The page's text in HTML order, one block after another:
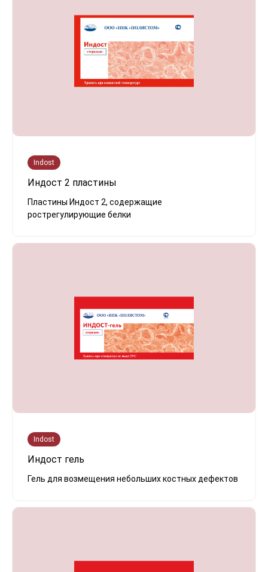
Indost
Индост 2 пластины
Пластины Индост 2, содержащие
рострегулирующие белки
Indost
Индост гель
Гель для возмещения небольших костных дефектов